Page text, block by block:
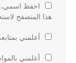
احفظ اسمي،
هذا المتصفح
أعلمني
أعلمني